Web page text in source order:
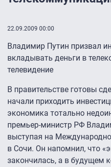
22.09.2009 00:00
Владимир Путин призвал
вкладывать деньги в
телевидение
В правительстве готовы
начали приходить
экономика тотально
премьер-министр РФ
выступая на
в Сочи. Он напомнил, что
закончилась, а в будущем